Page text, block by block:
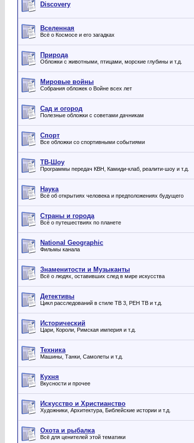
Discovery
Вселенная
Всё о Космосе и его загадках
Природа
Обложки с животными, птицами, морские глубины и т.д.
Мировые войны
Собрания обложек о Войне всех лет
Сад и огород
Полезные обложки с советами дачникам
Спорт
Все обложки со спортивными событиями
ТВ-Шоу
Программы передач КВН, Камиди-клаб, реалити-шоу и т.д.
Наука
Всё об открытиях человека и предположениях будущего
Страны и города
Всё о путешествиях по планете
National Geographic
Фильмы канала
Знаменитости и Музыканты
Всё о людях, оставивших след в мире искусства
Детективы
Цикл расследований в стиле ТВ 3, РЕН ТВ и т.д.
Исторический
Цари, Короли, Римская империя и т.д.
Техника
Машины, Танки, Самолеты и т.д.
Кухня
Вкусности и прочее
Искусство и Христианство
Художники, Архитектура, Библейские истории и т.д.
Охота и рыбалка
Всё для ценителей этой тематики